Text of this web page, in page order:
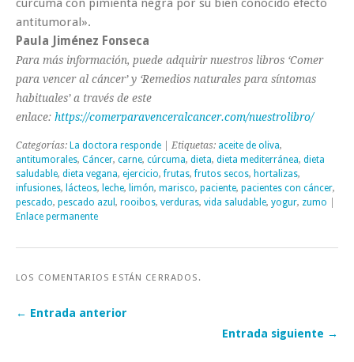
cúrcuma con pimienta negra por su bien conocido efecto
antitumoral».
Paula Jiménez Fonseca
Para más información, puede adquirir nuestros libros ‘Comer
para vencer al cáncer’ y ‘Remedios naturales para síntomas
habituales’ a través de este
enlace: https://comerparavenceralcancer.com/nuestrolibro/
Categorías: La doctora responde | Etiquetas: aceite de oliva,
antitumorales, Cáncer, carne, cúrcuma, dieta, dieta mediterránea, dieta
saludable, dieta vegana, ejercicio,frutas,frutos secos, hortalizas,
infusiones, lácteos, leche, limón, marisco, paciente, pacientes con cáncer,
pescado, pescado azul , rooibos, verduras, vida saludable, yogur, zumo
Enlace permanente
LOS COMENTARIOS ESTÁN CERRADOS.
← Entrada anterior
Entrada siguiente →